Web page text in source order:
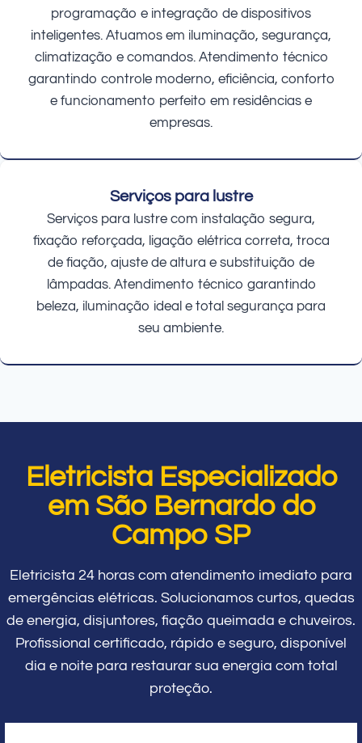
programação e integração de dispositivos
inteligentes. Atuamos em iluminação, segurança,
climatização e comandos. Atendimento técnico
garantindo controle moderno, eficiência, conforto
e funcionamento perfeito em residências e
empresas.
Serviços para lustre
Serviços para lustre com instalação segura,
fixação reforçada, ligação elétrica correta, troca
de fiação, ajuste de altura e substituição de
lâmpadas. Atendimento técnico garantindo
beleza, iluminação ideal e total segurança para
seu ambiente.
Eletricista Especializado
em São Bernardo do
Campo SP
Eletricista 24 horas com atendimento imediato para
emergências elétricas. Solucionamos curtos, quedas
de energia, disjuntores, fiação queimada e chuveiros.
Profissional certificado, rápido e seguro, disponível
dia e noite para restaurar sua energia com total
proteção.